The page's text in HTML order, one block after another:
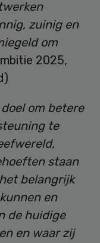
zuinig en
om
2025,
om betere
te
staan
belangrijk
en
de huidige
en waar zij